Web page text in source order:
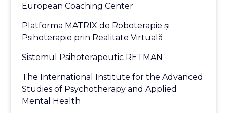
European Coaching Center
Platforma MATRIX de Roboterapie și
Psihoterapie prin Realitate Virtuală
Sistemul Psihoterapeutic RETMAN
The International Institute for the Advanced
Studies of Psychotherapy and Applied
Mental Health